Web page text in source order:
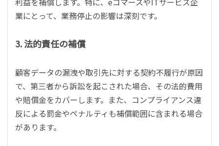
業にとって、業務停止の影響は深刻です。
3. 法的責任の補償
顧客データの漏洩や取引先に対する契約不履行が原因
で、第三者から訴訟を起こされた場合、その法的費用
や賠償金をカバーします。また、コンプライアンス違
反による罰金やペナルティも補償範囲に含まれる場合
があります。